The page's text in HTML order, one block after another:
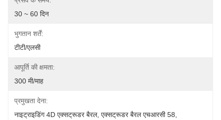
30 ~ 60 दिन
भुगतान शर्तें:
टीटी/एलसी
आपूर्ति की क्षमता:
300 मी/माह
प्रमुखता देना:
नाइट्राइडिंग 4D एक्सट्रूडर बैरल, एक्सट्रूडर बैरल एचआरसी 58